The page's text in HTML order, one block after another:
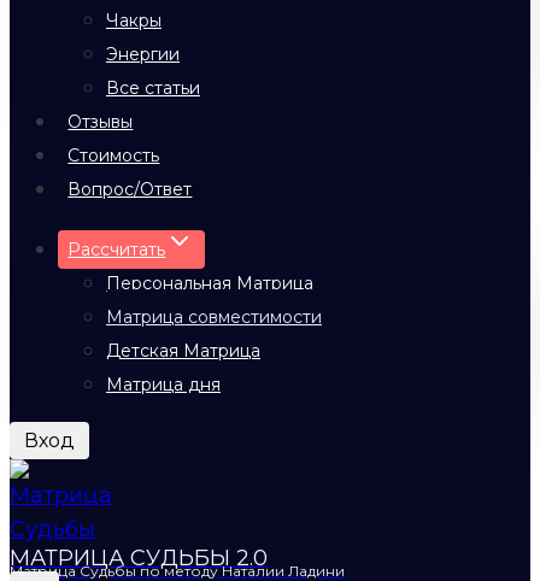
Чакры
Энергии
Все статьи
Отзывы
Стоимость
Вопрос/Ответ
Рассчитать
Персональная Матрица
Матрица совместимости
Детская Матрица
Матрица дня
Вход
МАТРИЦА СУДЬБЫ 2.0
Матрица Судьбы по методу Наталии Ладини